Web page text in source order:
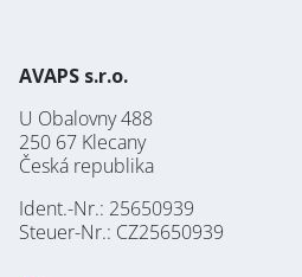
AVAPS s.r.o.
U Obalovny 488
250 67 Klecany
Česká republika
Ident.-Nr.: 25650939
Steuer-Nr.: CZ25650939